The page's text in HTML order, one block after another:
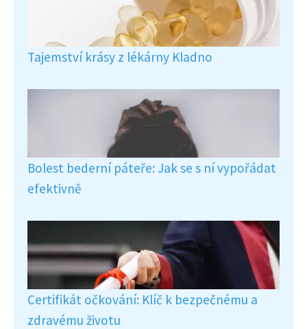
Tajemství krásy z lékárny Kladno
Bolest bederní páteře: Jak se s ní vypořádat
efektivně
Certifikát očkování: Klíč k bezpečnému a
zdravému životu